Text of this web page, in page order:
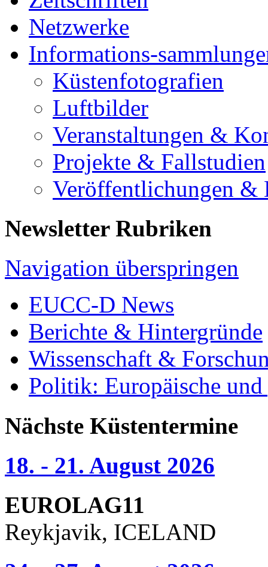
Netzwerke
Informations-
Küstenfotografien
Luftbilder
Veranstaltungen &
Projekte & Fallstudien
Veröffentlichungen &
Newsletter Rubriken
Navigation überspringen
EUCC-D News
Berichte & Hintergründe
Wissenschaft &
Politik: Europäische
Nächste Küstentermine
18. - 21. August 2026
EUROLAG11
Reykjavik, ICELAND